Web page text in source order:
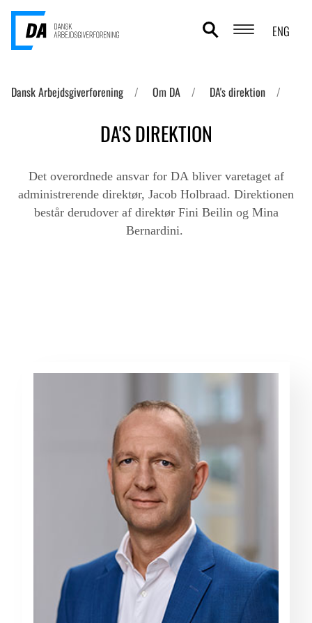
ENG
TEMAER
OM DA
Dansk Arbejdsgiverforening Om DA DA's direktion
DA'S DIREKTION
Det overordnede ansvar for DA bliver varetaget af
administrerende direktør, Jacob Holbraad. Direktionen
består derudover af direktør Fini Beilin og Mina
Bernardini.